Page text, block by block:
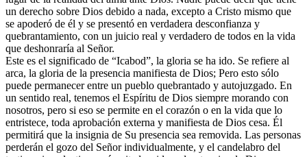
un derecho sobre Dios debido a nada, excepto a Cristo mismo que
se apoderó de él y se presentó en verdadera desconfianza y
quebrantamiento, con un juicio real y verdadero de todos en la vida
que deshonraría al Señor.
Este es el significado de “Icabod”, la gloria se ha ido. Se refiere al
arca, la gloria de la presencia manifiesta de Dios; Pero esto sólo
puede permanecer entre un pueblo quebrantado y autojuzgado. En
un sentido real, tenemos el Espíritu de Dios siempre morando con
nosotros, pero si eso se permite en el corazón o en la vida que lo
entristece, toda aprobación externa y manifiesta de Dios cesa. Él
permitirá que la insignia de Su presencia sea removida. Las personas
perderán el gozo del Señor individualmente, y el candelabro del